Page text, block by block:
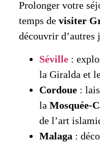
Prolonger votre
temps de visiter
découvrir d’autres
Séville:
la Giralda et
Cordoue:
la Mosquée-
de l’art
Malaga :